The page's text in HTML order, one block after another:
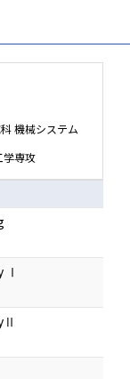
機械システム
学専攻
Ⅰ